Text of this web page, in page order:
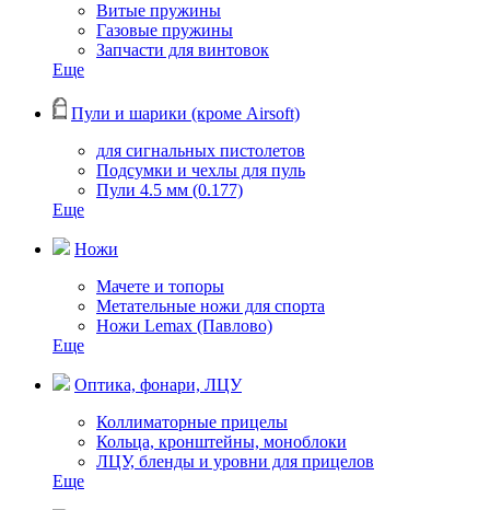
Витые пружины
Газовые пружины
Запчасти для винтовок
Еще
Пули и шарики (кроме Airsoft)
для сигнальных пистолетов
Подсумки и чехлы для пуль
Пули 4.5 мм (0.177)
Еще
Ножи
Мачете и топоры
Метательные ножи для спорта
Ножи Lemax (Павлово)
Еще
Оптика, фонари, ЛЦУ
Коллиматорные прицелы
Кольца, кронштейны, моноблоки
ЛЦУ, бленды и уровни для прицелов
Еще